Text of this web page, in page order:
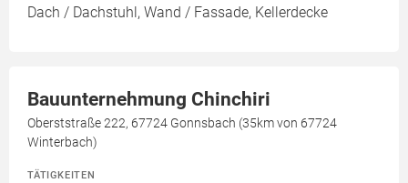
Dach / Dachstuhl, Wand / Fassade, Kellerdecke
Bauunternehmung Chinchiri
Oberststraße 222, 67724 Gonnsbach (35km von 67724
Winterbach)
TÄTIGKEITEN